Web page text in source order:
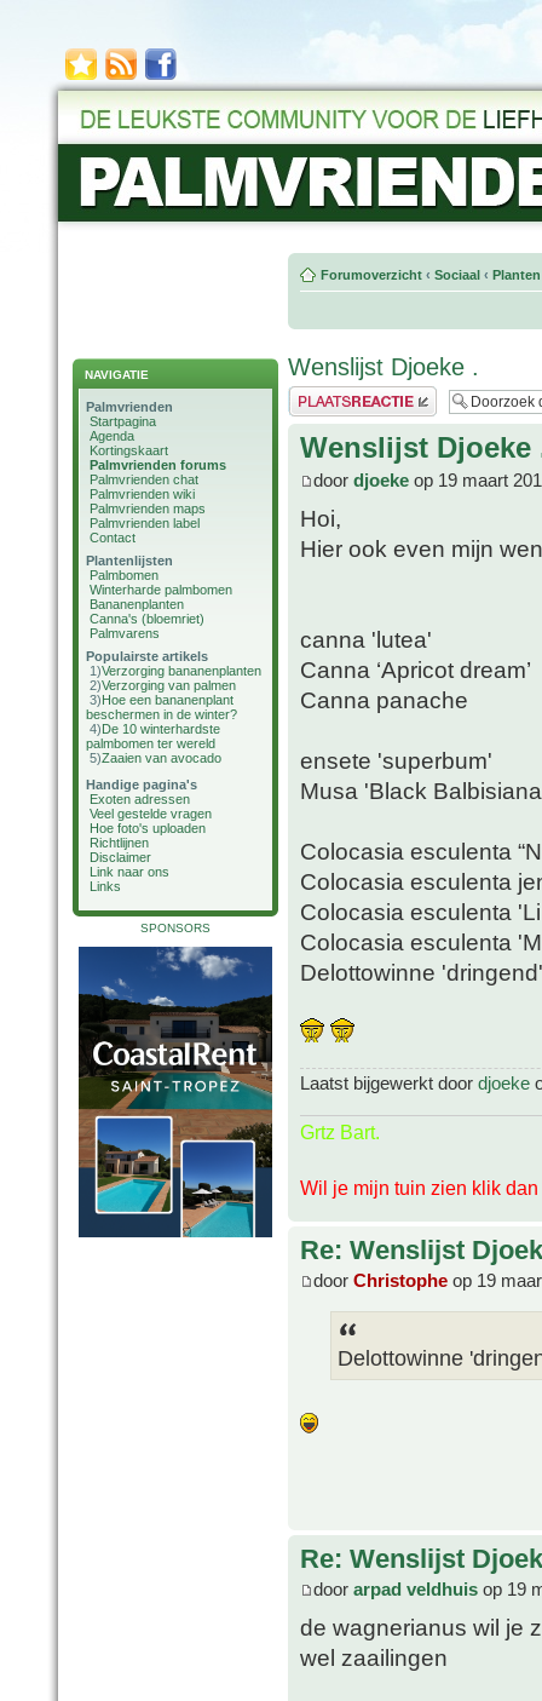
NAVIGATIE
Palmvrienden
Startpagina
Agenda
Kortingskaart
Palmvrienden forums
Palmvrienden chat
Palmvrienden wiki
Palmvrienden maps
Palmvrienden label
Contact
Plantenlijsten
Palmbomen
Winterharde palmbomen
Bananenplanten
Canna's (bloemriet)
Palmvarens
Populairste artikels
1)Verzorging bananenplanten
2)Verzorging van palmen
3)Hoe een bananenplant
beschermen in de winter?
4)De 10 winterhardste
palmbomen ter wereld
5)Zaaien van avocado
Handige pagina's
Exoten adressen
Veel gestelde vragen
Hoe foto's uploaden
Richtlijnen
Disclaimer
Link naar ons
Links
SPONSORS
Forumoverzicht ‹ Sociaal ‹
Wenslijst Djoeke .
Plaats een reactie
Wenslijst Djoeke
door djoeke op 19 maart
Hoi,
Hier ook even mijn
canna 'lutea'
Canna ‘Apricot dream’
Canna panache
ensete 'superbum'
Musa 'Black
Colocasia esculenta
Colocasia esculenta
Colocasia esculenta
Colocasia esculenta
Delottowinne
Laatst bijgewerkt door djoeke
Grtz Bart.
Wil je mijn tuin zien klik dan
Re: Wenslijst
door Christophe op 19
Delottowinne
Re: Wenslijst
door arpad veldhuis op 19
de wagnerianus wil je
wel zaailingen